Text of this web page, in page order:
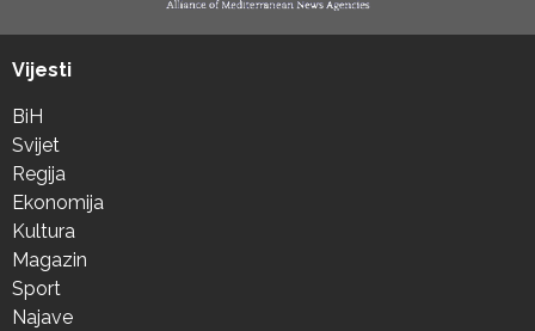
Vijesti
BiH
Svijet
Regija
Ekonomija
Kultura
Magazin
Sport
Najave